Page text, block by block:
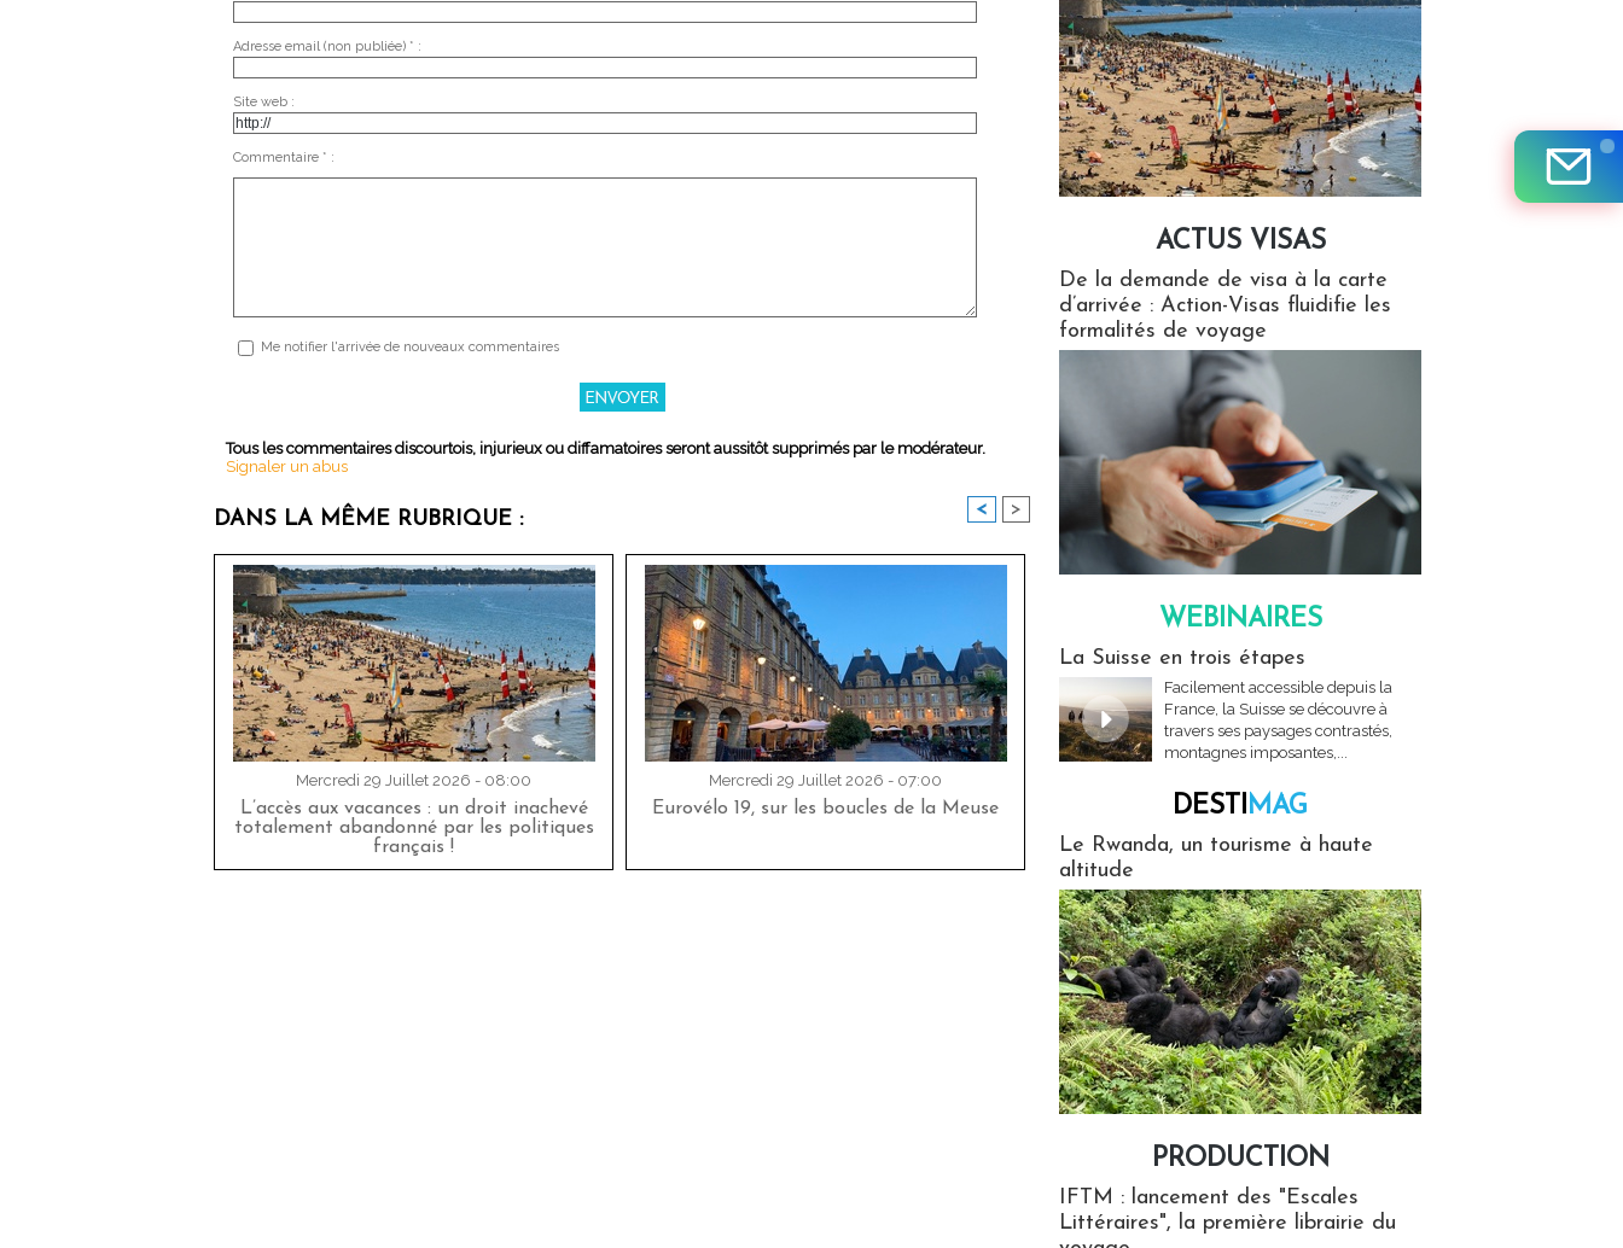
Adresse email (non publiée) * :
Site web :
Commentaire * :
Me notifier l'arrivée de nouveaux commentaires
Tous les commentaires discourtois, injurieux ou diffamatoires seront aussitôt supprimés par le modérateur.
Signaler un abus
DANS LA MÊME RUBRIQUE : < >
Mercredi 29 Juillet 2026 - 08:00
L’accès aux vacances : un droit inachevé
totalement abandonné par les politiques
français !
Mercredi 29 Juillet 2026 - 07:00
Eurovélo 19, sur les boucles de la Meuse
ACTUS VISAS
De la demande de visa à la carte
d’arrivée : Action-Visas fluidifie les
formalités de voyage
WEBINAIRES
La Suisse en trois étapes
Facilement accessible depuis la
France, la Suisse se découvre à
travers ses paysages contrastés,
montagnes imposantes,...
DESTIMAG
Le Rwanda, un tourisme à haute
altitude
PRODUCTION
IFTM : lancement des "Escales
Littéraires", la première librairie du